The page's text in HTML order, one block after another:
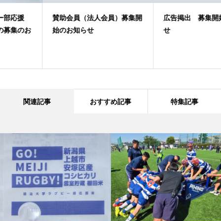
賛助会員（法人会員）募集開
始のお知らせ
広告掲出 募集開始のお知ら
関連記事 おすすめ記事 特集記事